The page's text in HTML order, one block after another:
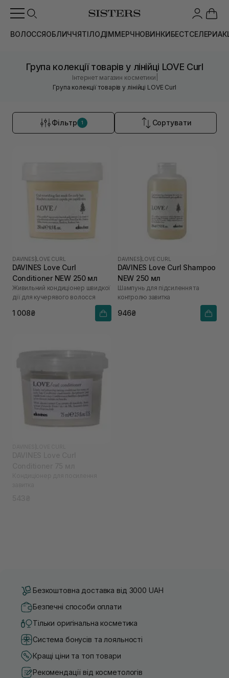
ВОЛОССЯОБЛИЧЧЯТІЛОДІММЕРЧНОВИНКИБЕСТСЕЛЕРИ
Група колекції товарів у лінійці LOVE Curl
Інтернет магазин косметики
Група колекції товарів у лінійці LOVE Curl
Фільтр 1 Сортувати
DAVINES LOVE CURL
DAVINES Love Curl
Conditioner NEW 250 мл
Живильний кондиціонер швидкої
дії для кучерявого волосся
1 008₴
DAVINES LOVE CURL
DAVINES Love Curl Shampoo
NEW 250 мл
Шампунь для підсилення та
контролю завитка
946₴
Безкоштовна доставка від 3000 UAH
Безпечні способи оплати
Тільки оригінальна косметика
Система бонусів та лояльності
Кращі ціни та топ товари
Рекомендації від косметологів